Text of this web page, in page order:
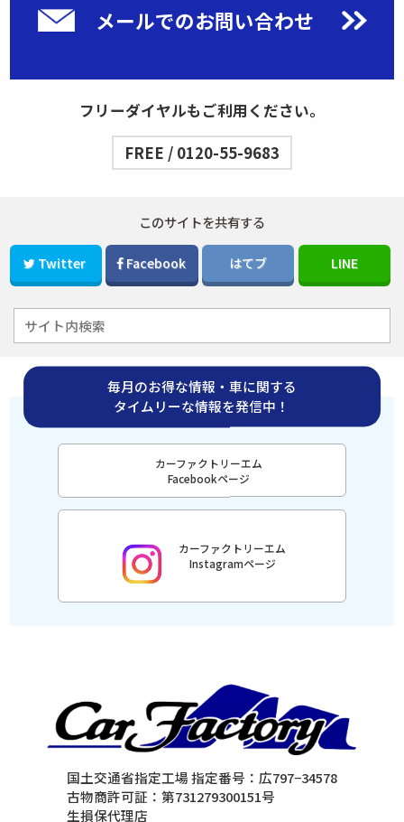
メールでのお問い合わせ
フリーダイヤルもご利用ください。
FREE / 0120-55-9683
このサイトを共有する
Twitter Facebook はてブ LINE
毎月のお得な情報・車に関する
タイムリーな情報を発信中！
カーファクトリーエム
Facebookページ
カーファクトリーエム
Instagramページ
国土交通省指定工場 指定番号：広797−34578
古物商許可証：第731279300151号
生損保代理店